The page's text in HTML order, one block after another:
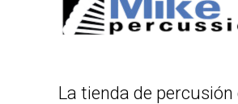
La tienda de